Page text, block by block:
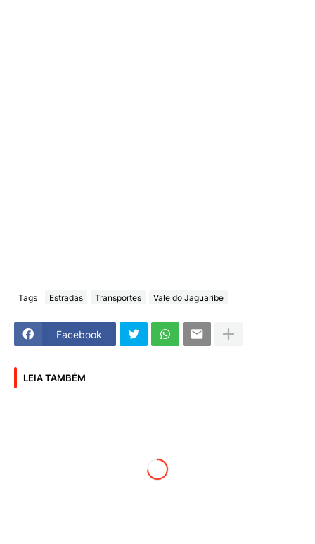
Tags Estradas Transportes Vale do Jaguaribe
Facebook
LEIA TAMBÉM